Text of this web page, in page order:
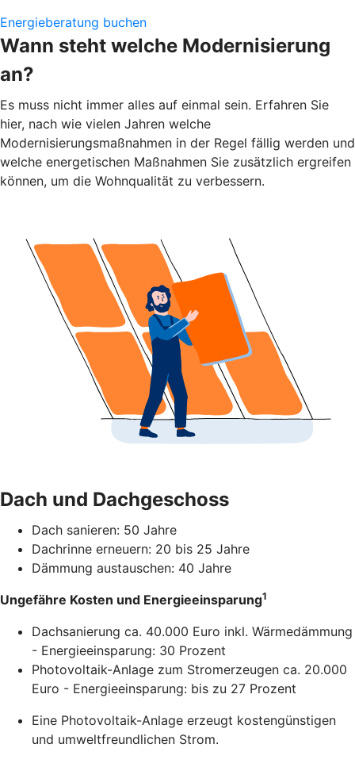
Energieberatung buchen
Wann steht welche Modernisierung
an?
Es muss nicht immer alles auf einmal sein. Erfahren Sie
hier, nach wie vielen Jahren welche
Modernisierungsmaßnahmen in der Regel fällig werden und
welche energetischen Maßnahmen Sie zusätzlich ergreifen
können, um die Wohnqualität zu verbessern.
Dach und Dachgeschoss
Dach sanieren: 50 Jahre
Dachrinne erneuern: 20 bis 25 Jahre
Dämmung austauschen: 40 Jahre
Ungefähre Kosten und Energieeinsparung1
Dachsanierung ca. 40.000 Euro inkl. Wärmedämmung
- Energieeinsparung: 30 Prozent
Photovoltaik-Anlage zum Stromerzeugen ca. 20.000
Euro - Energieeinsparung: bis zu 27 Prozent
Eine Photovoltaik-Anlage erzeugt kostengünstigen
und umweltfreundlichen Strom.